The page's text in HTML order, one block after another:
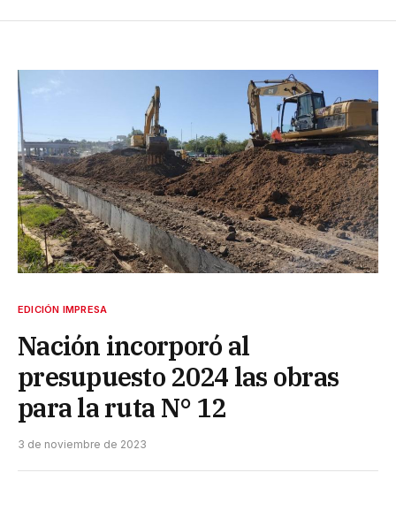
EDICIÓN IMPRESA
Nación incorporó al
presupuesto 2024 las obras
para la ruta N° 12
3 de noviembre de 2023